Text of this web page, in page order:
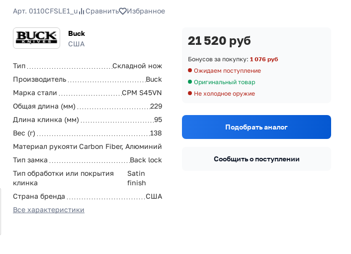
Арт. 0110CFSLE1_u Сравнить Избранное
Buck
США
Тип
Складной нож
Производитель
Buck
Марка стали
CPM S45VN
Общая длина (мм)
229
Длина клинка (мм)
95
Вес (г)
138
Материал рукояти Carbon Fiber, Алюминий
Тип замка
Back lock
Тип обработки или покрытия
клинка
Satin
finish
Страна бренда
США
Все характеристики
21 520 руб
Бонусов за покупку: 1 076 руб
Ожидаем поступление
Оригинальный товар
Не холодное оружие
Подобрать аналог
Сообщить о поступлении